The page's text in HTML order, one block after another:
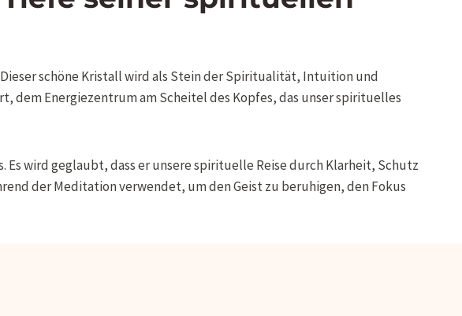
schöne Kristall wird als Stein der Spiritualität, Intuition und
dem Energiezentrum am Scheitel des Kopfes, das unser spirituelles
wird geglaubt, dass er unsere spirituelle Reise durch Klarheit, Schutz
der Meditation verwendet, um den Geist zu beruhigen, den Fokus